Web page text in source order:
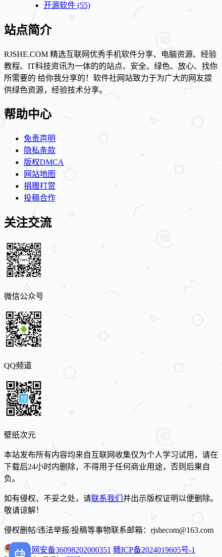
开源软件 (55)
站点简介
RJSHE.COM 精选互联网优秀手机软件分享、电脑资源、经验
教程、IT科技资讯为一体的的站点、安全、绿色、放心、找你
所需要的 给你我分享的！软件社网站致力于为广大的网友提
供绿色资源，经验技术分享。
帮助中心
免责声明
隐私条款
版权DMCA
网站地图
捐赠打赏
投稿合作
关注交流
微信公众号
QQ频道
壁纸次元
本站发布所有内容均来自互联网收集仅为个人学习试用，请在
下载后24小时内删除，不得用于任何商业用途，否则后果自
负。
如有侵权、不妥之处，请联系我们 并出示版权证明以便删除。
敬请谅解！
侵权删帖/违法举报/投稿等事物联系邮箱：rjshecom@163.com
赣公网安备36098202000351 赣ICP备2024019605号-1